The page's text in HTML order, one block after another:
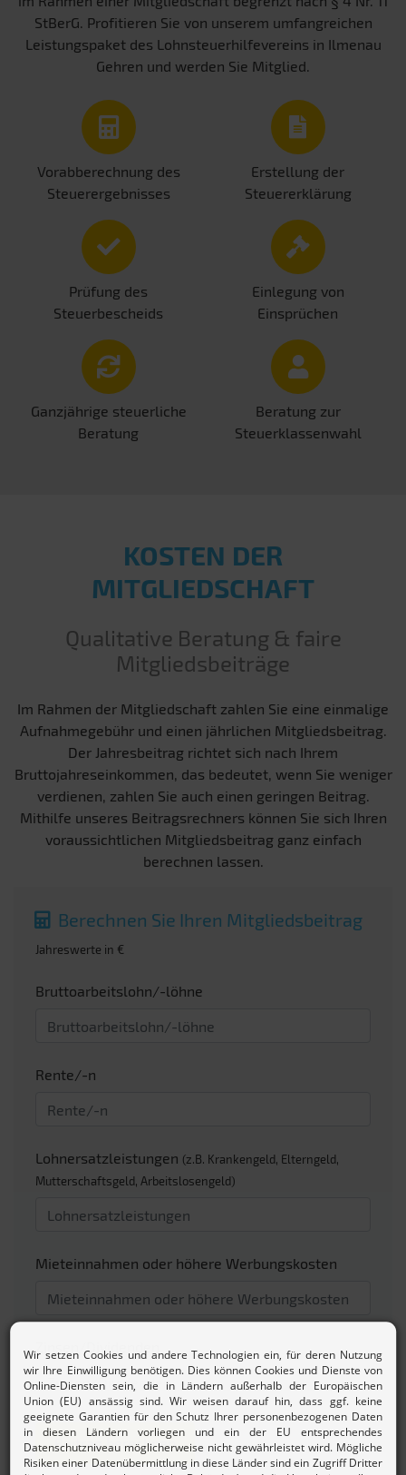
StBerG. Profitieren Sie von unserem umfangreichen
Leistungspaket des Lohnsteuerhilfevereins in Ilmenau
Gehren und werden Sie Mitglied.
Vorabberechnung des
Steuerergebnisses
Erstellung der
Steuererklärung
Prüfung des
Steuerbescheids
Einlegung von
Einsprüchen
Ganzjährige steuerliche
Beratung
Beratung zur
Steuerklassenwahl
KOSTEN DER
MITGLIEDSCHAFT
Qualitative Beratung & faire
Mitgliedsbeiträge
Im Rahmen der Mitgliedschaft zahlen Sie eine einmalige
Aufnahmegebühr und einen jährlichen Mitgliedsbeitrag.
Der Jahresbeitrag richtet sich nach Ihrem
Bruttojahreseinkommen, das bedeutet, wenn Sie weniger
verdienen, zahlen Sie auch einen geringen Beitrag.
Mithilfe unseres Beitragsrechners können Sie sich Ihren
voraussichtlichen Mitgliedsbeitrag ganz einfach
berechnen lassen.
Berechnen Sie Ihren Mitgliedsbeitrag
Jahreswerte in €
Bruttoarbeitslohn/-löhne
Rente/-n
Lohnersatzleistungen (z.B. Krankengeld, Elterngeld,
Mutterschaftsgeld, Arbeitslosengeld)
Mieteinnahmen oder höhere Werbungskosten
Zinsen/Dividenden
Beitrag berechnen